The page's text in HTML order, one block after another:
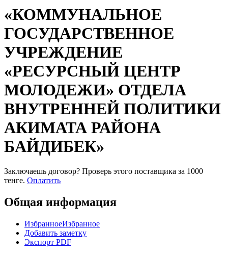
«КОММУНАЛЬНОЕ
ГОСУДАРСТВЕННОЕ
УЧРЕЖДЕНИЕ
«РЕСУРСНЫЙ ЦЕНТР
МОЛОДЕЖИ» ОТДЕЛА
ВНУТРЕННЕЙ ПОЛИТИКИ
АКИМАТА РАЙОНА
БАЙДИБЕК»
Заключаешь договор? Проверь этого поставщика за 1000
тенге. Оплатить
Общая информация
ИзбранноеИзбранное
Добавить заметку
Экспорт PDF